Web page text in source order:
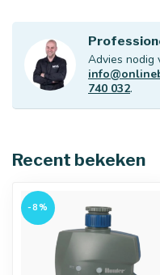
Advies nodig
740 032.
Recent bekeken
-8%